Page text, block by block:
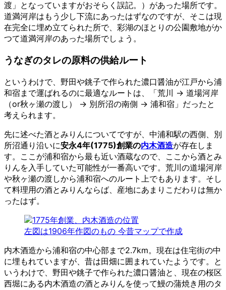
渡」となっていますがおそらく誤記。）があった場所です。
道満河岸はもう少し下流にあったはずなのですが、そこは現
在完全に埋め立てられた所で、彩湖のほとりの公園敷地がか
つて道満河岸のあった場所でしょう。
うなぎのタレの原料の供給ルート
というわけで、野田や銚子で作られた濃口醤油が江戸から浦
和宿まで運ばれるのに最適なルートは、「荒川 → 道場河岸
（or秋ヶ瀬の渡し） → 別所沼の南側 → 浦和宿」だったと
考えられます。
先に述べた酒とみりんについてですが、中浦和駅の西側、別
所沼通り沿いに安永4年(1775)創業の内木酒造が存在しま
す。ここが浦和宿から最も近い酒蔵なので、ここから酒とみ
りんを入手していた可能性が一番高いです。荒川の道場河岸
や秋ヶ瀬の渡しから浦和宿へのルート上でもあります。そし
て料理用の酒とみりんならば、産地にあまりこだわりは無か
ったはず。
左図は1906年作図のもの 今昔マップで作成
内木酒造から浦和宿の中心部まで2.7km。現在は住宅街の中
に埋もれていますが、昔は田畑に囲まれていたようです。と
いうわけで、野田や銚子で作られた濃口醤油と、現在の桜区
西堀にある内木酒造の酒とみりんを使って鰻の蒲焼き用のタ